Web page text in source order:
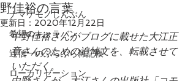
ナマケモノしんぶん
希望のキャラバン
辻信一のぶらぶら雑記帳
ローカリゼーション
野佳裕の言葉
更新日： 2020年12月22日
中野佳裕さんがブログに載せた大江正
章さんのための追悼文を、転載させて
いただく。